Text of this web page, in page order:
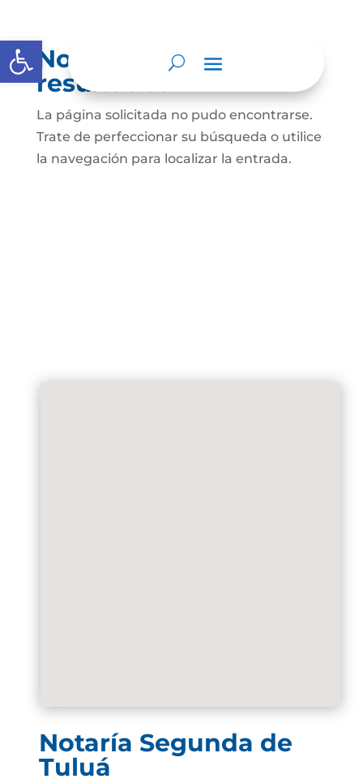
Abrir barra de herramientas
No se encontraron
resultados
La página solicitada no pudo encontrarse.
Trate de perfeccionar su búsqueda o utilice
la navegación para localizar la entrada.
Notaría Segunda de
Tuluá